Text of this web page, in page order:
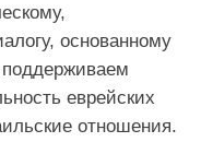
основанному
еврейских
отношения.